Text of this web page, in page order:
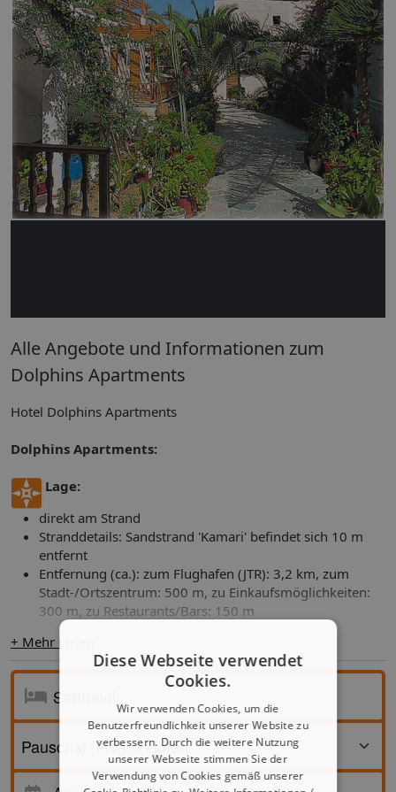
Alle Angebote und Informationen zum
Dolphins Apartments
Hotel Dolphins Apartments
Dolphins Apartments:
Lage:
direkt am Strand
Stranddetails: Sandstrand 'Kamari' befindet sich 10 m
entfernt
Entfernung (ca.): zum Flughafen (JTR): 3,2 km, zum
Stadt-/Ortszentrum: 500 m, zu Einkaufsmöglichkeiten:
300 m, zu Restaurants/Bars: 150 m
Anzahl Zimmer/Wohneinheiten insgesamt: 20
Rezeption, 24 Std., WLAN (inklusive), in allen
öffentlichen Bereichen
Anzahl Restaurants insgesamt: 1
'Dolphins'
+ Mehr Lesen
Anreise
Diese Webseite verwendet
Cookies.
Wir verwenden Cookies, um die
Benutzerfreundlichkeit unserer Website zu
verbessern. Durch die weitere Nutzung
unserer Webseite stimmen Sie der
Verwendung von Cookies gemäß unserer